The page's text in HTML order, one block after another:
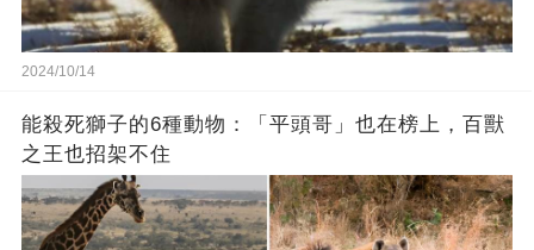
2024/10/14
能殺死獅子的6種動物：「平頭哥」也在榜上，百獸
之王也招架不住